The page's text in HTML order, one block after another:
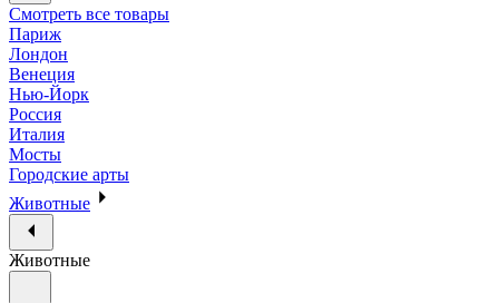
Смотреть все товары
Париж
Лондон
Венеция
Нью-Йорк
Россия
Италия
Мосты
Городские арты
Животные
Животные